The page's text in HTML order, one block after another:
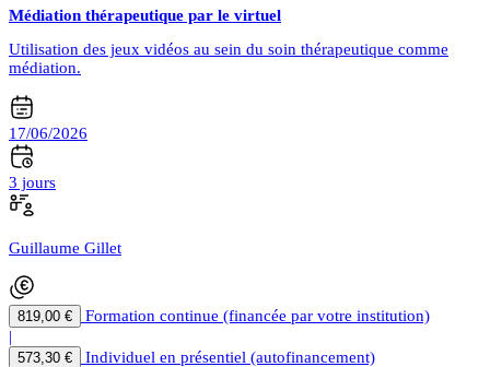
Médiation thérapeutique par le virtuel
Utilisation des jeux vidéos au sein du soin thérapeutique comme
médiation.
17/06/2026
3 jours
Guillaume Gillet
819,00 €
Formation continue (financée par votre institution)
|
573,30 €
Individuel en présentiel (autofinancement)